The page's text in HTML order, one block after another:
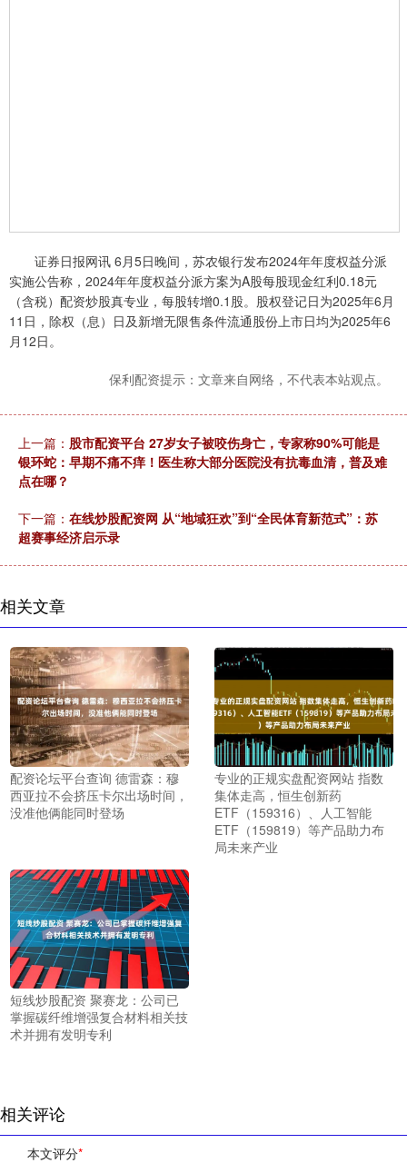
证券日报网讯 6月5日晚间，苏农银行发布2024年年度权益分派
实施公告称，2024年年度权益分派方案为A股每股现金红利0.18元
（含税）配资炒股真专业，每股转增0.1股。股权登记日为2025年6月
11日，除权（息）日及新增无限售条件流通股份上市日均为2025年6
月12日。
保利配资提示：文章来自网络，不代表本站观点。
上一篇： 股市配资平台 27岁女子被咬伤身亡，专家称90%可能是
银环蛇：早期不痛不痒！医生称大部分医院没有抗毒血清，普及难
点在哪？
下一篇： 在线炒股配资网 从“地域狂欢”到“全民体育新范式”：苏
超赛事经济启示录
相关文章
配资论坛平台查询 德雷森：穆
西亚拉不会挤压卡尔出场时间，
没准他俩能同时登场
专业的正规实盘配资网站 指数
集体走高，恒生创新药
ETF（159316）、人工智能
ETF（159819）等产品助力布
局未来产业
短线炒股配资 聚赛龙：公司已
掌握碳纤维增强复合材料相关技
术并拥有发明专利
相关评论
本文评分*